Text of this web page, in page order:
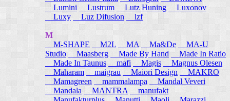
Lumini
Lustrum Lutz Huning
Luxonov
Luxy
Luz Difusion lzf
M
M-SHAPE
M2L MA Ma&De
MA-U
Studio
Maasberg Made By Hand
Made In Ratio
Made In Taunus
mafi Magis
Magnus Olesen
Maharam
maigrau Maiori Design
MAKRO
Mamagreen
mammalampa
Mandal Veveri
Mandala
MANTRA
manufakt